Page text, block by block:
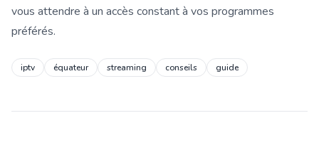
vous attendre à un accès constant à vos programmes
préférés.
iptv équateur streaming conseils guide